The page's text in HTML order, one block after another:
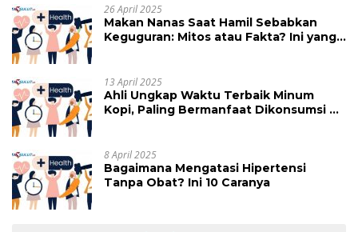
26 April 2025
Makan Nanas Saat Hamil Sebabkan
Keguguran: Mitos atau Fakta? Ini yang
13 April 2025
Ahli Ungkap Waktu Terbaik Minum
Kopi, Paling Bermanfaat Dikonsumsi di
8 April 2025
Bagaimana Mengatasi Hipertensi
Tanpa Obat? Ini 10 Caranya